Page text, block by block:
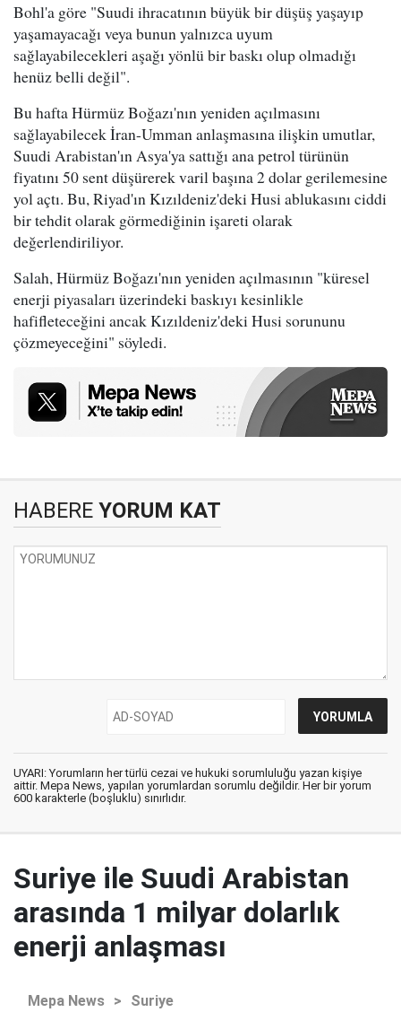
Bohl'a göre "Suudi ihracatının büyük bir düşüş yaşayıp
yaşamayacağı veya bunun yalnızca uyum
sağlayabilecekleri aşağı yönlü bir baskı olup olmadığı
henüz belli değil".
Bu hafta Hürmüz Boğazı'nın yeniden açılmasını
sağlayabilecek İran-Umman anlaşmasına ilişkin umutlar,
Suudi Arabistan'ın Asya'ya sattığı ana petrol türünün
fiyatını 50 sent düşürerek varil başına 2 dolar gerilemesine
yol açtı. Bu, Riyad'ın Kızıldeniz'deki Husi ablukasını ciddi
bir tehdit olarak görmediğinin işareti olarak
değerlendiriliyor.
Salah, Hürmüz Boğazı'nın yeniden açılmasının "küresel
enerji piyasaları üzerindeki baskıyı kesinlikle
hafifleteceğini ancak Kızıldeniz'deki Husi sorununu
çözmeyeceğini" söyledi.
HABERE YORUM KAT
UYARI: Yorumların her türlü cezai ve hukuki sorumluluğu yazan kişiye
aittir. Mepa News, yapılan yorumlardan sorumlu değildir. Her bir yorum
600 karakterle (boşluklu) sınırlıdır.
Suriye ile Suudi Arabistan
arasında 1 milyar dolarlık
enerji anlaşması
Mepa News > Suriye